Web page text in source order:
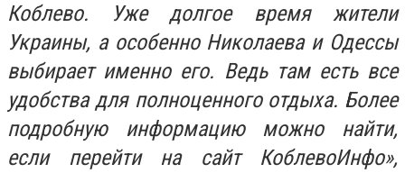
Коблево. Уже долгое время жители
Украины, а особенно Николаева и Одессы
выбирает именно его. Ведь там есть все
удобства для полноценного отдыха. Более
подробную информацию можно найти,
если перейти на сайт КоблевоИнфо»,